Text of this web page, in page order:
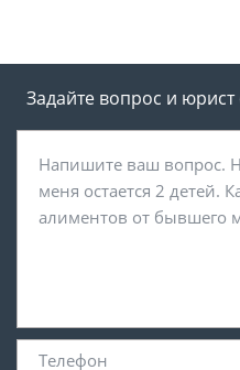
Задайте вопрос и юрист